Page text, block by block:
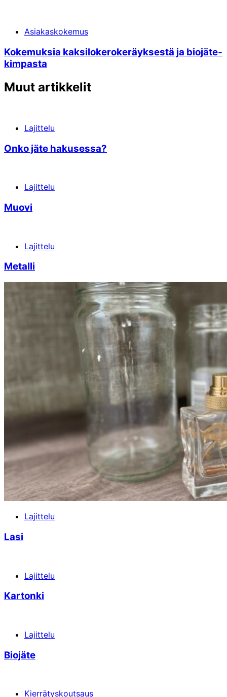
Asiakaskokemus
Kokemuksia kaksi­lokero­keräyksestä ja bio­jäte­
kimpasta
Muut artikkelit
Lajittelu
Onko jäte hakusessa?
Lajittelu
Muovi
Lajittelu
Metalli
Lajittelu
Lasi
Lajittelu
Kartonki
Lajittelu
Biojäte
Kierrätyskoutsaus